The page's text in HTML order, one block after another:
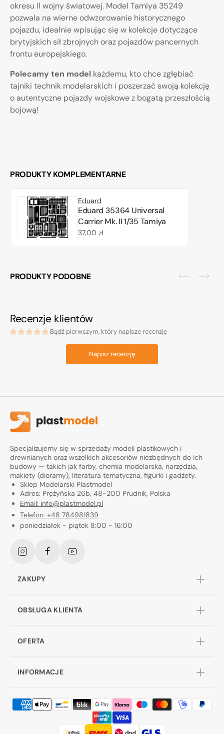
okresu II wojny światowej. Model Tamiya 35249
pozwala na wierne odwzorowanie historycznego
pojazdu, idealnie wpisując się w kolekcje dotyczące
brytyjskich sił zbrojnych oraz pojazdów pancernych
frontu europejskiego.
Polecamy ten model każdemu, kto chce zgłębiać
tajniki technik modelarskich i poszerzać swoją kolekcję
o autentyczne pojazdy wojskowe z bogatą przeszłością
bojową!
PRODUKTY KOMPLEMENTARNE
Eduard
Eduard 35364 Universal
Carrier Mk. II 1/35 Tamiya
Cena
37,00 zł
PRODUKTY PODOBNE
Recenzje klientów
Bądź pierwszym, który napisze recenzję
Napisz recenzję
Specjalizujemy się w sprzedaży modeli plastikowych i
drewnianych oraz wszelkich akcesoriów niezbędnych do ich
budowy — takich jak farby, chemia modelarska, narzędzia,
makiety (dioramy), literatura tematyczna, figurki i gadżety.
Sklep Modelarski Plastmodel
Adres: Prężyńska 26b, 48-200 Prudnik, Polska
Email: info@plastmodel.pl
Telefon: +48 784981839
poniedziałek - piątek 8:00 - 16:00
InstagramFacebookYouTube
ZAKUPY
OBSŁUGA KLIENTA
OFERTA
INFORMACJE